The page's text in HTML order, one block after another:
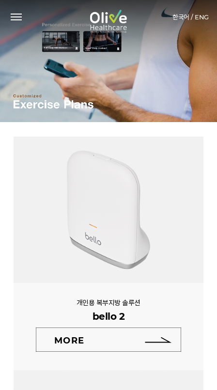
한국어 / ENG
개인용 복부지방 솔루션
bello 2
MORE